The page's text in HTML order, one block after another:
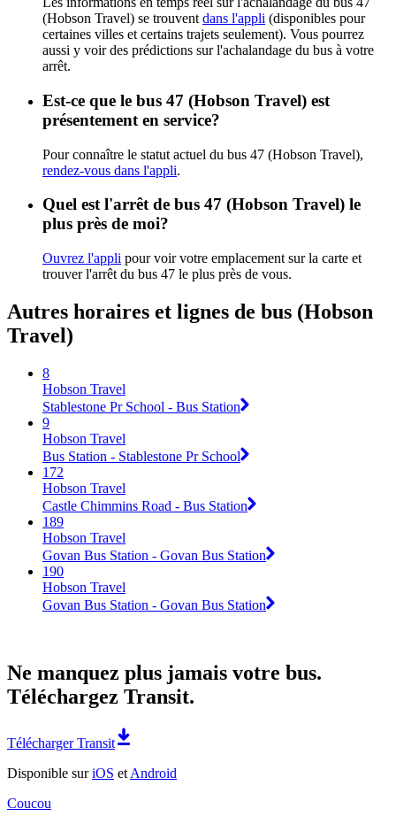
(Hobson Travel) se trouvent dans l'appli (disponibles pour
certaines villes et certains trajets seulement). Vous pourrez
aussi y voir des prédictions sur l'achalandage du bus à votre
arrêt.
Est-ce que le bus 47 (Hobson Travel) est
présentement en service?
Pour connaître le statut actuel du bus 47 (Hobson Travel),
rendez-vous dans l'appli.
Quel est l'arrêt de bus 47 (Hobson Travel) le
plus près de moi?
Ouvrez l'appli pour voir votre emplacement sur la carte et
trouver l'arrêt du bus 47 le plus près de vous.
Autres horaires et lignes de bus (Hobson
Travel)
8
Hobson Travel
Stablestone Pr School - Bus Station
9
Hobson Travel
Bus Station - Stablestone Pr School
172
Hobson Travel
Castle Chimmins Road - Bus Station
189
Hobson Travel
Govan Bus Station - Govan Bus Station
190
Hobson Travel
Govan Bus Station - Govan Bus Station
Ne manquez plus jamais votre bus.
Téléchargez Transit.
Télécharger Transit
Disponible suriOS et Android
Coucou